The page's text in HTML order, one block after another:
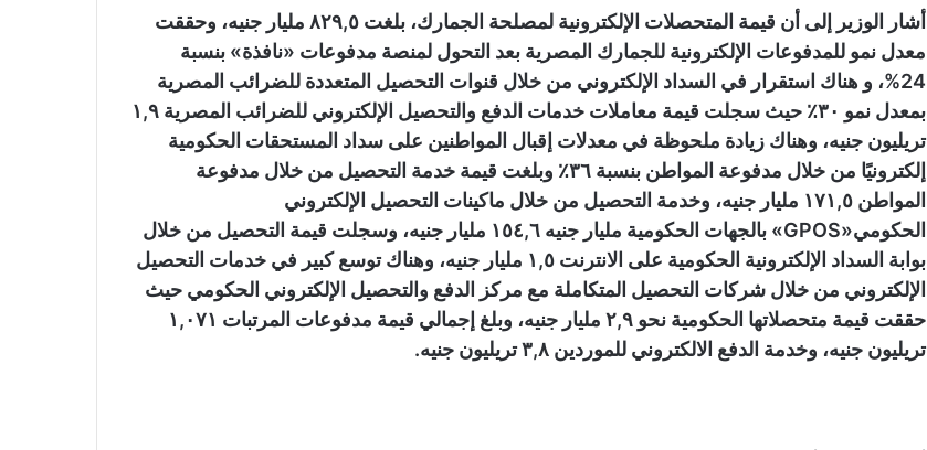
أشار الوزير إلى أن قيمة المتحصلات الإلكترونية لمصلحة الجمارك، بلغت ٨٢٩,٥ مليار جنيه، وحققت
معدل نمو للمدفوعات الإلكترونية للجمارك المصرية بعد التحول لمنصة مدفوعات «نافذة» بنسبة
24%، و هناك استقرار في السداد الإلكتروني من خلال قنوات التحصيل المتعددة للضرائب المصرية
بمعدل نمو ٣٠٪؜ حيث سجلت قيمة معاملات خدمات الدفع والتحصيل الإلكتروني للضرائب المصرية ١,٩
تريليون جنيه، وهناك زيادة ملحوظة في معدلات إقبال المواطنين على سداد المستحقات الحكومية
إلكترونيًا من خلال مدفوعة المواطن بنسبة ٣٦٪؜ وبلغت قيمة خدمة التحصيل من خلال مدفوعة
المواطن ١٧١,٥ مليار جنيه، وخدمة التحصيل من خلال ماكينات التحصيل الإلكتروني
الحكومي«GPOS» بالجهات الحكومية مليار جنيه ١٥٤,٦ مليار جنيه، وسجلت قيمة التحصيل من خلال
بوابة السداد الإلكترونية الحكومية على الانترنت ١,٥ مليار جنيه، وهناك توسع كبير في خدمات التحصيل
الإلكتروني من خلال شركات التحصيل المتكاملة مع مركز الدفع والتحصيل الإلكتروني الحكومي حيث
حققت قيمة متحصلاتها الحكومية نحو ٢,٩ مليار جنيه، وبلغ إجمالي قيمة مدفوعات المرتبات ١,٠٧١
تريليون جنيه، وخدمة الدفع الالكتروني للموردين ٣,٨ تريليون جنيه.